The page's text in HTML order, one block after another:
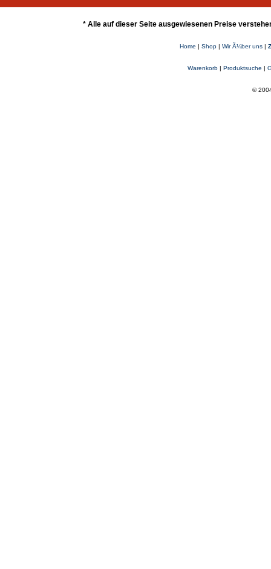
* Alle auf dieser Seite ausgewiesenen Preise
Home | Shop| Wir Ã¼ber uns|
Warenkorb| Produktsuche |
©